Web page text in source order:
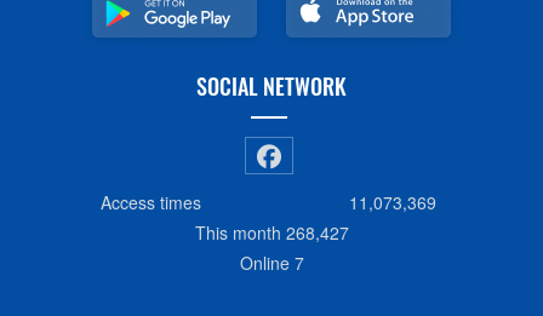
SOCIAL NETWORK
Access times
11,073,369
This month 268,427
Online 7